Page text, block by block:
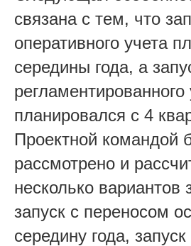
связана с тем, что
оперативного учета
середины года, а
регламентированного
планировался с 4
Проектной командой
рассмотрено и
несколько вариантов
запуск с переносом
середину года,